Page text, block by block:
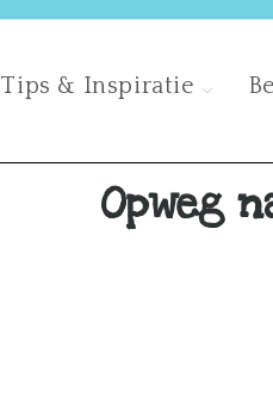
Tips & Inspiratie
Opweg